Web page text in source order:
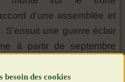
d’une assemblée et
S'ensuit une guerre éclair
à partir de septembre
1066, soit près de